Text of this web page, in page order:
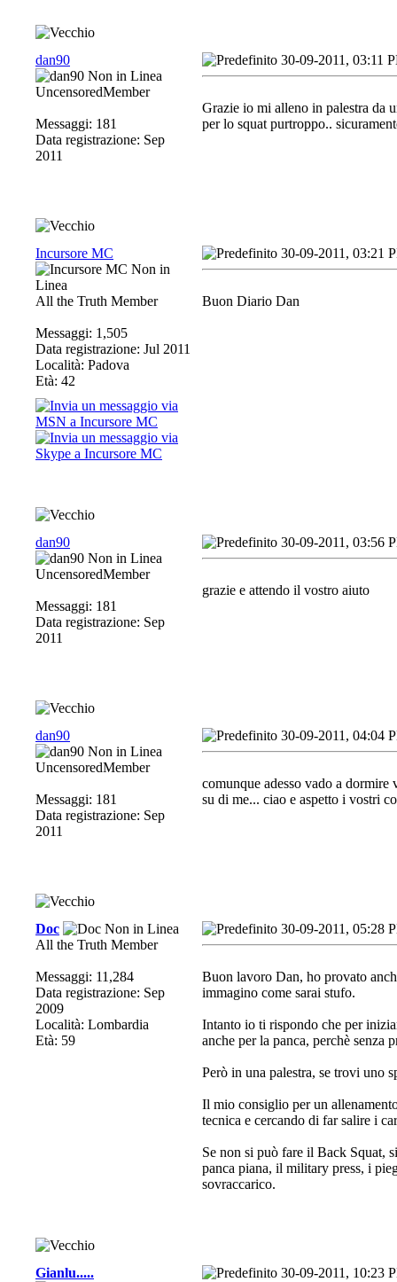
dan90
UncensoredMember
Messaggi: 181
Data registrazione: Sep
2011
30-09-2011, 03:11
Grazie io mi alleno in palestra da
per lo squat purtroppo..
Incursore MC
All the Truth Member
Messaggi: 1,505
Data registrazione: Jul 2011
Località: Padova
Età: 42
30-09-2011, 03:21
Buon Diario Dan
dan90
UncensoredMember
Messaggi: 181
Data registrazione: Sep
2011
30-09-2011, 03:56
grazie e attendo il vostro aiuto
dan90
UncensoredMember
Messaggi: 181
Data registrazione: Sep
2011
30-09-2011, 04:04
comunque adesso vado a
su di me... ciao e aspetto i vostri
Doc
All the Truth Member
Messaggi: 11,284
Data registrazione: Sep
2009
Località: Lombardia
Età: 59
30-09-2011, 05:28
Buon lavoro Dan, ho provato
immagino come sarai stufo.
Intanto io ti rispondo che per
anche per la panca, perchè senza
Però in una palestra, se trovi uno
Il mio consiglio per un
tecnica e cercando di far salire i
Se non si può fare il Back Squat,
panca piana, il military press, i
sovraccarico.
Gianlu..... 30-09-2011, 10:23